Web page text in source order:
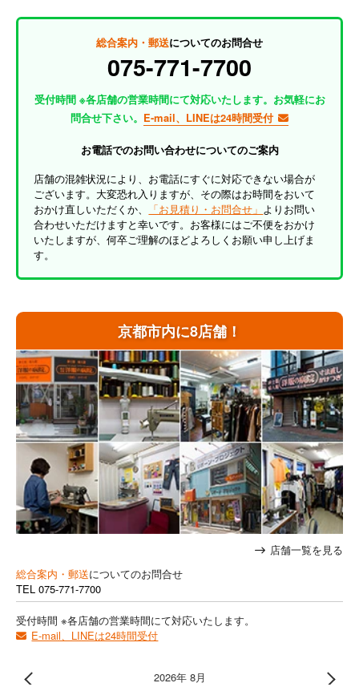
京都市内に8店舗！
店舗一覧を見る
総合案内・郵送についてのお問合せ
TEL 075-771-7700
受付時間 ※各店舗の営業時間にて対応いたします。
E-mail、LINEは24時間受付
2026年 8月
総合案内・郵送についてのお問合せ
075-771-7700
受付時間 ※各店舗の営業時間にて対応いたします。お気軽にお
問合せ下さい。 E-mail、LINEは24時間受付
お電話でのお問い合わせについてのご案内
店舗の混雑状況により、お電話にすぐに対応できない場合が
ございます。大変恐れ入りますが、その際はお時間をおいて
おかけ直しいただくか、
「お見積り・お問合せ」 よりお問い
合わせいただけますと幸いです。お客様にはご不便をおかけ
いたしますが、何卒ご理解のほどよろしくお願い申し上げま
す。